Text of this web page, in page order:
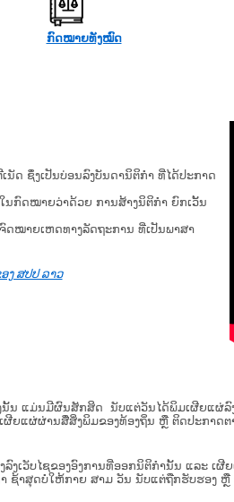
ກົດໝາຍທັງໝົດ
ດ ຊຶ່ງ​ເປັນ​ບ່ອນ​ລົງ​ບັນ​ດາ​ນິ​ຕິ​ກຳ ທີ່ໄດ້ປະກາດ
ກົດ​ໝາຍ​ວ່າ​ດ້ວຍ​ ການ​ສ້າງ​ນິ​ຕິ​ກຳ ຍົກ​ເວັ້ນ​
ດໝາຍເຫດທາງລັດຖະການ ທີ່ເປັນພາສາ
ງ ສປປ ລາວ
ແມ່ນມີຜົນສັກສິດ ນັບ​ແຕ່​ວັນໄດ້ພິມເຜີຍແຜ່ລົ
ຍແຜ່​ຜ່ານ​ສື່ສິ່ງພິມຂອງທ້ອງຖິ່ນ ຫຼື ຕິດປະກາດຕ
ວັບໄຊຂອງອົງການທີ່ອອກນິຕິກໍານັ້ນ ແລະ ເຜີ
າສຸດບໍ່ໃຫ້ກາຍ ສາມ ວັນ ນັບແຕ່ຖືກຮັບຮອງ ຫຼື